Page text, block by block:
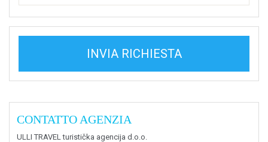
INVIA RICHIESTA
CONTATTO AGENZIA
ULLI TRAVEL turistička agencija d.o.o.